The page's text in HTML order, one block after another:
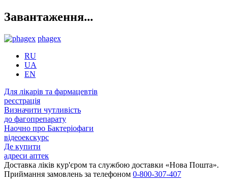
Завантаження...
phagex
RU
UA
EN
Для лікарів та фармацевтів
реєстрація
Визначити чутливість
до фагопрепарату
Наочно про Бактеріофаги
відеоекскурс
Де купити
адреси аптек
Доставка ліків кур'єром та службою доставки «Нова Пошта».
Приймання замовлень за телефоном 0-800-307-407